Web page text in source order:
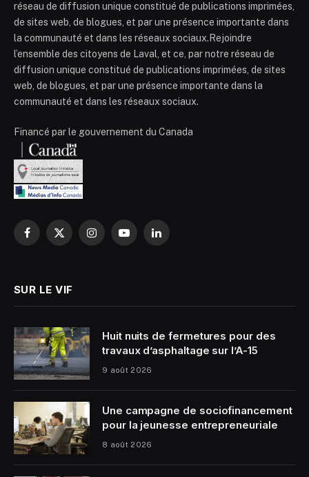
réseau de diffusion unique constitué de publications imprimées,
de sites web, de blogues, et par une présence importante dans
la communauté et dans les réseaux sociaux.Rejoindre
l’ensemble des citoyens de Laval, et ce, par notre réseau de
diffusion unique constitué de publications imprimées, de sites
web, de blogues, et par une présence importante dans la
communauté et dans les réseaux sociaux.
Financé par le gouvernement du Canada
Facebook
X
InstagramYouTubeLinkedIn
SUR LE VIF
Huit nuits de fermetures pour des
travaux d’asphaltage sur l’A-15
9 août 2026
Une campagne de sociofinancement
pour la jeunesse entrepreneuriale
8 août 2026